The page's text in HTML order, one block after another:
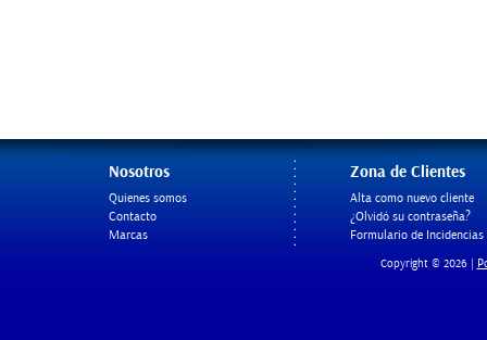
Nosotros
Quienes somos
Contacto
Marcas
Zona de Clientes
Alta como nuevo cliente
¿Olvidó su contraseña?
Formulario de Incidencias
Copyright © 2026 |